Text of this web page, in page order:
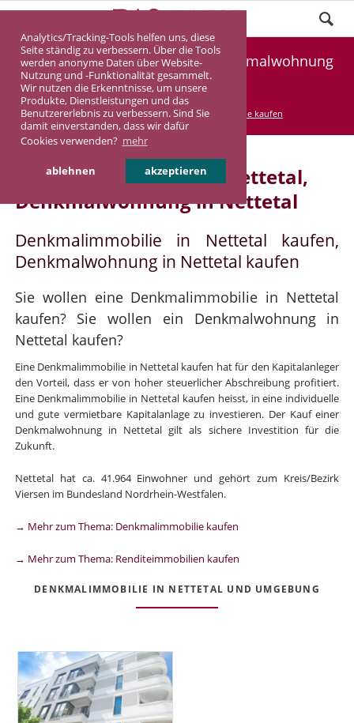
Analytics/Tracking-Tools helfen uns, diese
Seite ständig zu verbessern. Über die Tools
werden anonyme Daten über Website-
Nutzung und -Funktionalität gesammelt.
Wir nutzen die Erkenntnisse, um unsere
Produkte, Dienstleistungen und das
Benutzererlebnis zu verbessern. Sind Sie
damit einverstanden, dass wir dafür
Cookies verwenden? mehr
ablehnen akzeptieren
Denkmalimmobilie Nettetal, Denkmalwohnung
Nettetal
DASINVEST Service Denkmalimmobilie kaufen
Denkmalimmobilie in Nettetal,
Denkmalwohnung in Nettetal
Denkmalimmobilie in Nettetal kaufen,
Denkmalwohnung in Nettetal kaufen
Sie wollen eine Denkmalimmobilie in Nettetal
kaufen? Sie wollen ein Denkmalwohnung in
Nettetal kaufen?
Eine Denkmalimmobilie in Nettetal kaufen hat für den Kapitalanleger
den Vorteil, dass er von hoher steuerlicher Abschreibung profitiert.
Eine Denkmalimmobilie in Nettetal kaufen heisst, in eine individuelle
und gute vermietbare Kapitalanlage zu investieren. Der Kauf einer
Denkmalwohnung in Nettetal gilt als sichere Investition für die
Zukunft.
Nettetal hat ca. 41.964 Einwohner und gehört zum Kreis/Bezirk
Viersen im Bundesland Nordrhein-Westfalen.
→ Mehr zum Thema: Denkmalimmobilie kaufen
→ Mehr zum Thema: Renditeimmobilien kaufen
DENKMALIMMOBILIE IN NETTETAL UND UMGEBUNG